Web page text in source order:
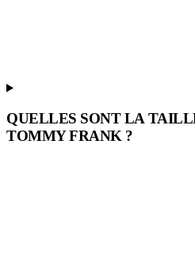
QUELLES SONT LA
TOMMY FRANK ?